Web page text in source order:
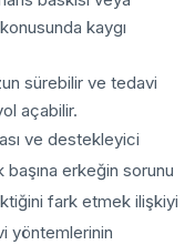
kaygı
sürebilir ve tedavi
açabilir.
ve destekleyici
başına erkeğin sorunu
fark etmek ilişkiyi
yöntemlerinin